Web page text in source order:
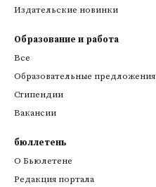
Издательские новинки
Образование и работа
Все
Образовательные предложения
Стипендии
Вакансии
бюллетень
О Бьюлетене
Редакция портала